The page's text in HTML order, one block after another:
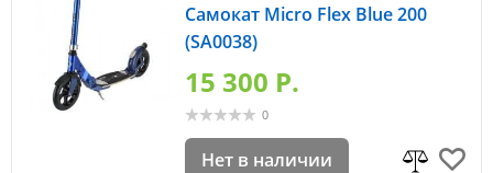
Самокат Micro Flex Blue 200
(SA0038)
15 300 P.
0
Нет в наличии